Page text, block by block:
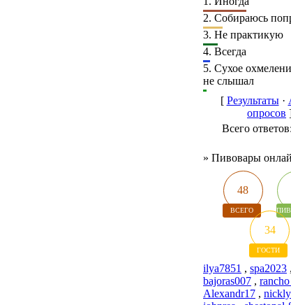
2. Собираюсь
3. Не практикую
4. Всегда
5. Сухое
не слышал
[ Результаты·
опросов
Всего
» Пивовары
48
ВСЕГО
34
ГОСТИ
ilya7851 , spa2023
bajoras007 ,
Alexandr17 ,